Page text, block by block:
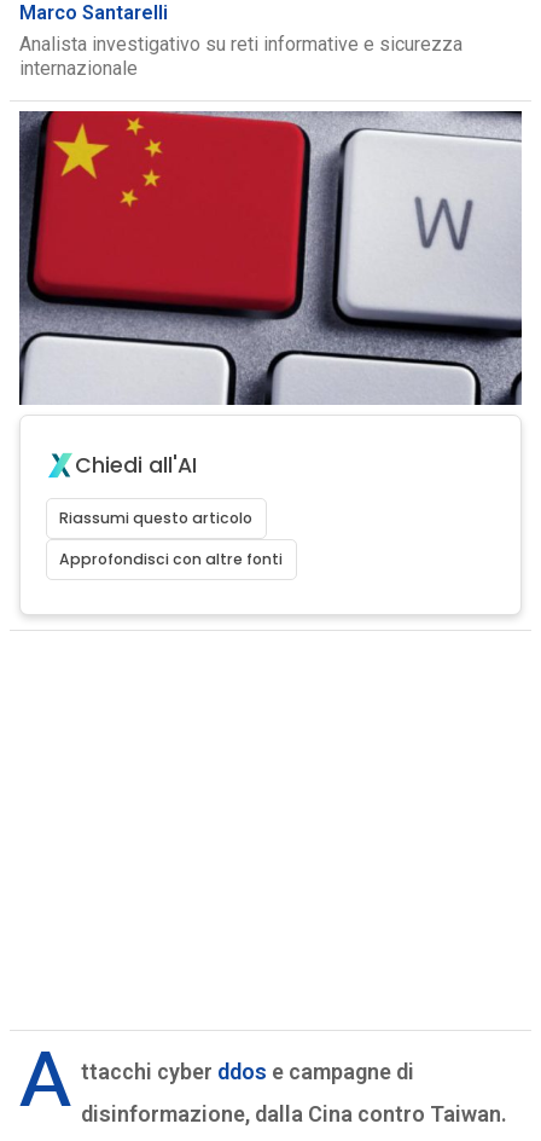
Marco Santarelli
Analista investigativo su reti informative e sicurezza
internazionale
Chiedi all'AI
Riassumi questo articolo
Approfondisci con altre fonti
A ttacchi cyber ddos e campagne di
disinformazione, dalla Cina contro Taiwan.